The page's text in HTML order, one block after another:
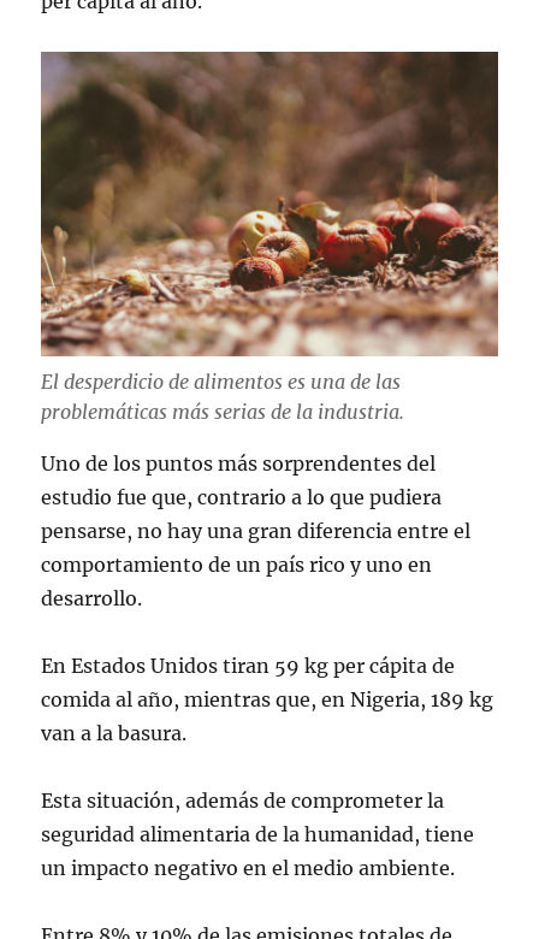
El desperdicio de alimentos es una de las
problemáticas más serias de la industria.
Uno de los puntos más sorprendentes del
estudio fue que, contrario a lo que pudiera
pensarse, no hay una gran diferencia entre el
comportamiento de un país rico y uno en
desarrollo.
En Estados Unidos tiran 59 kg per cápita de
comida al año, mientras que, en Nigeria, 189 kg
van a la basura.
Esta situación, además de comprometer la
seguridad alimentaria de la humanidad, tiene
un impacto negativo en el medio ambiente.